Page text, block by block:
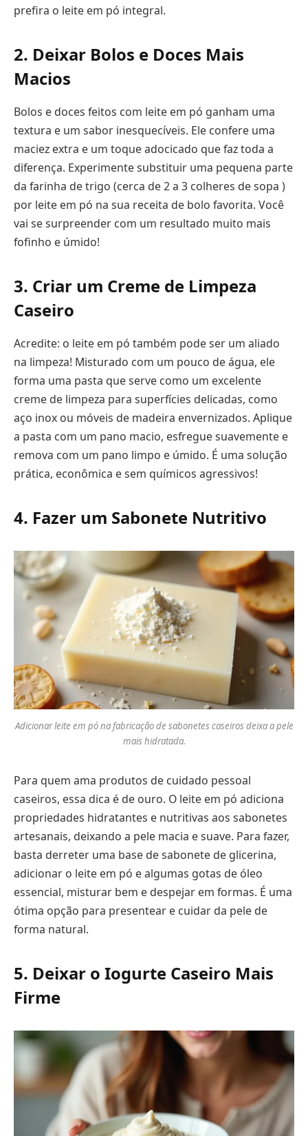
prefira o leite em pó integral.
2. Deixar Bolos e Doces Mais
Macios
Bolos e doces feitos com leite em pó ganham uma
textura e um sabor inesquecíveis. Ele confere uma
maciez extra e um toque adocicado que faz toda a
diferença. Experimente substituir uma pequena parte
da farinha de trigo (cerca de 2 a 3 colheres de sopa )
por leite em pó na sua receita de bolo favorita. Você
vai se surpreender com um resultado muito mais
fofinho e úmido!
3. Criar um Creme de Limpeza
Caseiro
Acredite: o leite em pó também pode ser um aliado
na limpeza! Misturado com um pouco de água, ele
forma uma pasta que serve como um excelente
creme de limpeza para superfícies delicadas, como
aço inox ou móveis de madeira envernizados. Aplique
a pasta com um pano macio, esfregue suavemente e
remova com um pano limpo e úmido. É uma solução
prática, econômica e sem químicos agressivos!
4. Fazer um Sabonete Nutritivo
Adicionar leite em pó na fabricação de sabonetes caseiros deixa a pele
mais hidratada.
Para quem ama produtos de cuidado pessoal
caseiros, essa dica é de ouro. O leite em pó adiciona
propriedades hidratantes e nutritivas aos sabonetes
artesanais, deixando a pele macia e suave. Para fazer,
basta derreter uma base de sabonete de glicerina,
adicionar o leite em pó e algumas gotas de óleo
essencial, misturar bem e despejar em formas. É uma
ótima opção para presentear e cuidar da pele de
forma natural.
5. Deixar o Iogurte Caseiro Mais
Firme